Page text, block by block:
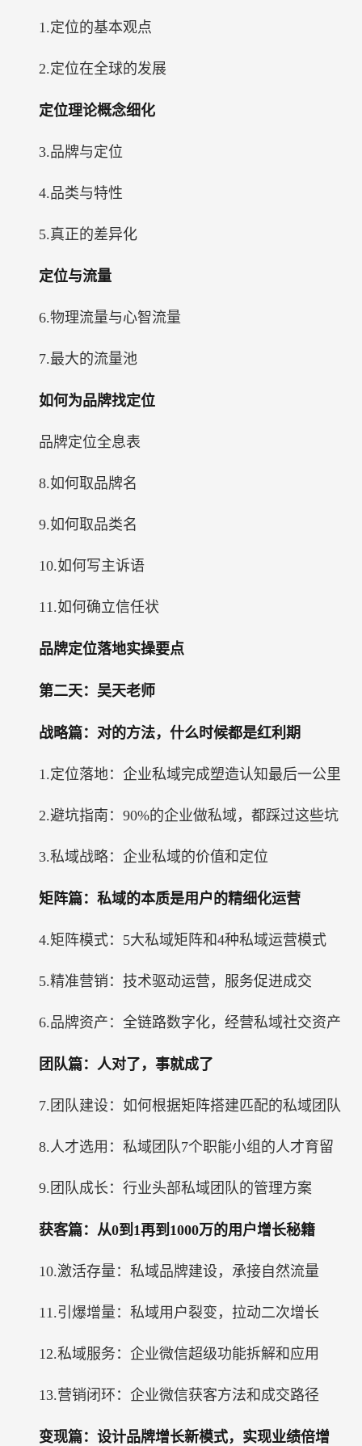
1.定位的基本观点
2.定位在全球的发展
定位理论概念细化
3.品牌与定位
4.品类与特性
5.真正的差异化
定位与流量
6.物理流量与心智流量
7.最大的流量池
如何为品牌找定位
品牌定位全息表
8.如何取品牌名
9.如何取品类名
10.如何写主诉语
11.如何确立信任状
品牌定位落地实操要点
第二天：吴天老师
战略篇：对的方法，什么时候都是红利期
1.定位落地：企业私域完成塑造认知最后一公里
2.避坑指南：90%的企业做私域，都踩过这些坑
3.私域战略：企业私域的价值和定位
矩阵篇：私域的本质是用户的精细化运营
4.矩阵模式：5大私域矩阵和4种私域运营模式
5.精准营销：技术驱动运营，服务促进成交
6.品牌资产：全链路数字化，经营私域社交资产
团队篇：人对了，事就成了
7.团队建设：如何根据矩阵搭建匹配的私域团队
8.人才选用：私域团队7个职能小组的人才育留
9.团队成长：行业头部私域团队的管理方案
获客篇：从0到1再到1000万的用户增长秘籍
10.激活存量：私域品牌建设，承接自然流量
11.引爆增量：私域用户裂变，拉动二次增长
12.私域服务：企业微信超级功能拆解和应用
13.营销闭环：企业微信获客方法和成交路径
变现篇：设计品牌增长新模式，实现业绩倍增